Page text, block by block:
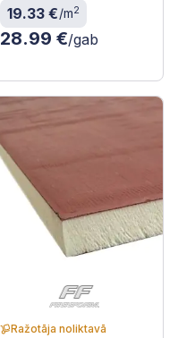
19.33 €/m2
28.99 €/gab
Ražotāja noliktavā